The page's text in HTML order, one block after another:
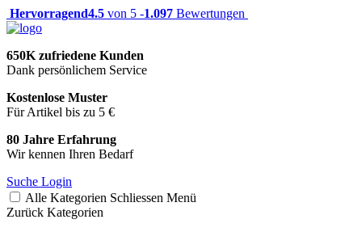
Hervorragend4.5 von 5 -1.097 Bewertungen
650K zufriedene Kunden
Dank persönlichem Service
Kostenlose Muster
Für Artikel bis zu 5 €
80 Jahre Erfahrung
Wir kennen Ihren Bedarf
Suche Login
Alle Kategorien Schliessen Menü
Zurück Kategorien